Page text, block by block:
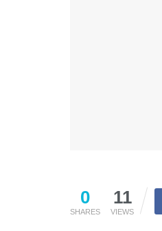
0
SHARES
11
VIEWS